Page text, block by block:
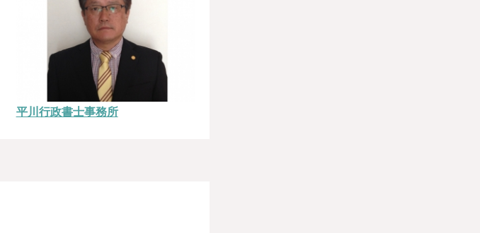
平川行政書士事務所